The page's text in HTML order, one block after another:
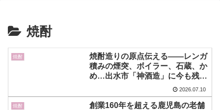
焼酎
焼酎
焼酎造りの原点伝える――レンガ
積みの煙突、ボイラー、石蔵、か
め…出水市「神酒造」に今も残る
2026.07.10
焼酎
創業160年を超える鹿児島の老舗